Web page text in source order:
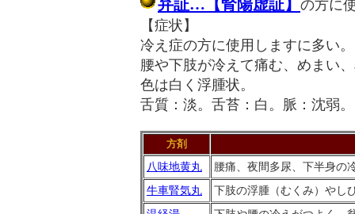
弁証…【腎陽虚証】 の方に
【症状】
冷え症の方に使用しますに多い。
腰や下肢が冷えて痛む、めまい
色は白く浮腫状。
舌質：淡。舌苔：白。脈：沈弱。
方剤
八味地黄丸
腰痛、夜間多尿、下半身の
牛車腎気丸
下肢の浮腫（むくみ）やし